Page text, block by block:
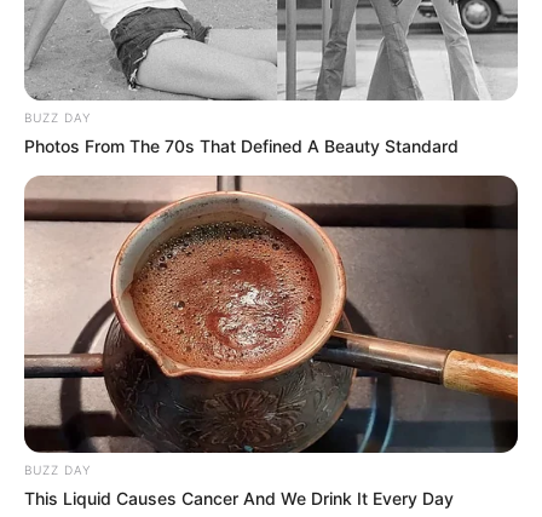
BUZZ DAY
Photos From The 70s That Defined A Beauty Standard
BUZZ DAY
This Liquid Causes Cancer And We Drink It Every Day